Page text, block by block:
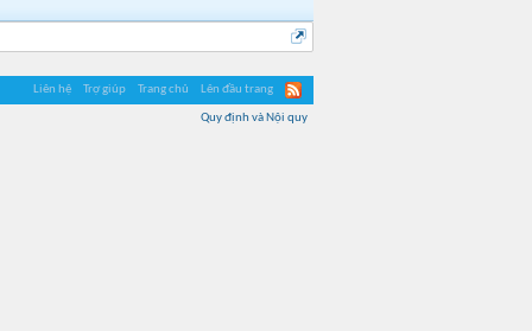
Liên hệ Trợ giúp Trang chủ Lên đầu trang
Quy định và Nội quy